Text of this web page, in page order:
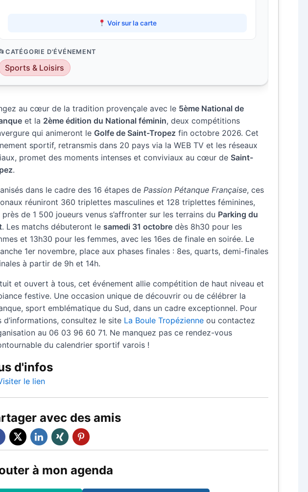
Voir sur la carte
CATÉGORIE D'ÉVÉNEMENT
Sports & Loisirs
au cœur de la tradition provençale avec le 5ème National de
et la 2ème édition du National féminin, deux compétitions
qui animeront le Golfe de Saint-Tropez fin octobre 2026. Cet
sportif, retransmis dans 20 pays via la WEB TV et les réseaux
promet des moments intenses et conviviaux au cœur de Saint-
.
dans le cadre des 16 étapes de Passion Pétanque Française, ces
réuniront 360 triplettes masculines et 128 triplettes féminines,
près de 1 500 joueurs venus s’affronter sur les terrains du Parking du
. Les matchs débuteront le samedi 31 octobre dès 8h30 pour les
et 13h30 pour les femmes, avec les 16es de finale en soirée. Le
1er novembre, place aux phases finales : 8es, quarts, demi-finales
à partir de 9h et 14h.
et ouvert à tous, cet événement allie compétition de haut niveau et
festive. Une occasion unique de découvrir ou de célébrer la
sport emblématique du Sud, dans un cadre exceptionnel. Pour
d’informations, consultez le site La Boule Tropézienne ou contactez
au 06 03 96 60 71. Ne manquez pas ce rendez-vous
du calendrier sportif varois !
d'infos
le lien
avec des amis
à mon agenda